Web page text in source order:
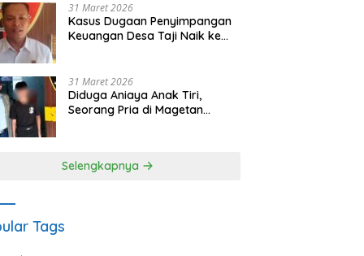
31 Maret 2026
Kasus Dugaan Penyimpangan
Keuangan Desa Taji Naik ke
31 Maret 2026
Diduga Aniaya Anak Tiri,
Seorang Pria di Magetan
Selengkapnya
Tags